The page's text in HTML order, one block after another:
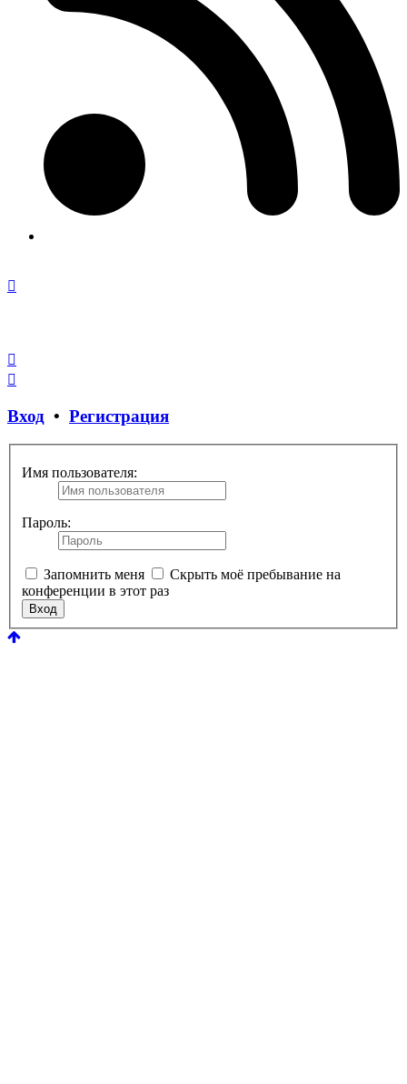
Вход • Регистрация
Имя пользователя:
Пароль:
Запомнить меня
Скрыть моё пребывание на
конференции в этот раз